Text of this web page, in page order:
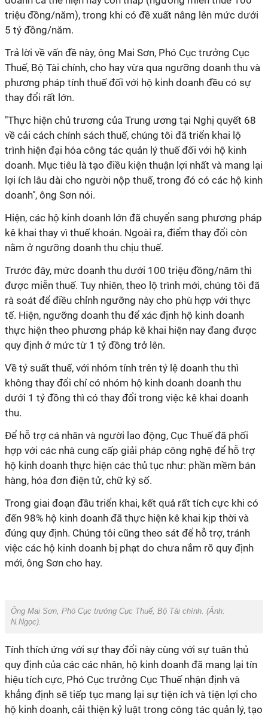
triệu đồng/năm), trong khi có đề xuất nâng lên mức dưới
5 tỷ đồng/năm.
Trả lời về vấn đề này, ông Mai Sơn, Phó Cục trưởng Cục
Thuế, Bộ Tài chính, cho hay vừa qua ngưỡng doanh thu và
phương pháp tính thuế đối với hộ kinh doanh đều có sự
thay đổi rất lớn.
"Thực hiện chủ trương của Trung ương tại Nghị quyết 68
về cải cách chính sách thuế, chúng tôi đã triển khai lộ
trình hiện đại hóa công tác quản lý thuế đối với hộ kinh
doanh. Mục tiêu là tạo điều kiện thuận lợi nhất và mang lại
lợi ích lâu dài cho người nộp thuế, trong đó có các hộ kinh
doanh", ông Sơn nói.
Hiện, các hộ kinh doanh lớn đã chuyển sang phương pháp
kê khai thay vì thuế khoán. Ngoài ra, điểm thay đổi còn
nằm ở ngưỡng doanh thu chịu thuế.
Trước đây, mức doanh thu dưới 100 triệu đồng/năm thì
được miễn thuế. Tuy nhiên, theo lộ trình mới, chúng tôi đã
rà soát để điều chỉnh ngưỡng này cho phù hợp với thực
tế. Hiện, ngưỡng doanh thu để xác định hộ kinh doanh
thực hiện theo phương pháp kê khai hiện nay đang được
quy định ở mức từ 1 tỷ đồng trở lên.
Về tỷ suất thuế, với nhóm tính trên tỷ lệ doanh thu thì
không thay đổi chỉ có nhóm hộ kinh doanh doanh thu
dưới 1 tỷ đồng thì có thay đổi trong việc kê khai doanh
thu.
Để hỗ trợ cá nhân và người lao động, Cục Thuế đã phối
hợp với các nhà cung cấp giải pháp công nghệ để hỗ trợ
hộ kinh doanh thực hiện các thủ tục như: phần mềm bán
hàng, hóa đơn điện tử, chữ ký số.
Trong giai đoạn đầu triển khai, kết quả rất tích cực khi có
đến 98% hộ kinh doanh đã thực hiện kê khai kịp thời và
đúng quy định. Chúng tôi cũng theo sát để hỗ trợ, tránh
việc các hộ kinh doanh bị phạt do chưa nắm rõ quy định
mới, ông Sơn cho hay.
Ông Mai Sơn, Phó Cục trưởng Cục Thuế, Bộ Tài chính. (Ảnh:
N.Ngọc).
Tính thích ứng với sự thay đổi này cùng với sự tuân thủ
quy định của các các nhân, hộ kinh doanh đã mang lại tín
hiệu tích cực, Phó Cục trưởng Cục Thuế nhận định và
khẳng định sẽ tiếp tục mang lại sự tiện ích và tiện lợi cho
hộ kinh doanh, cải thiện kỷ luật trong công tác quản lý, tạo